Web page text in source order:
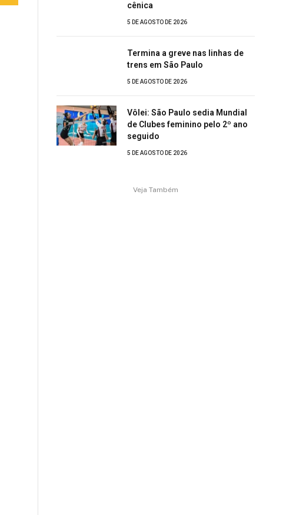
cênica
5 DE AGOSTO DE 2026
Termina a greve nas linhas de
trens em São Paulo
5 DE AGOSTO DE 2026
Vôlei: São Paulo sedia Mundial
de Clubes feminino pelo 2º ano
seguido
5 DE AGOSTO DE 2026
Veja Também